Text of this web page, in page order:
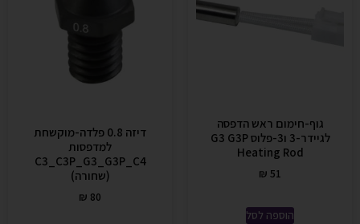
גוף-חימום ראש הדפסה
לגיידר-3 ו3-פלוס G3 G3P
Heating Rod
₪ 51
הוספה לסל
דיזה 0.8 פלדה-מוקשחת
למדפסות
C3_C3P_G3_G3P_C4
(שחורה)
₪ 80